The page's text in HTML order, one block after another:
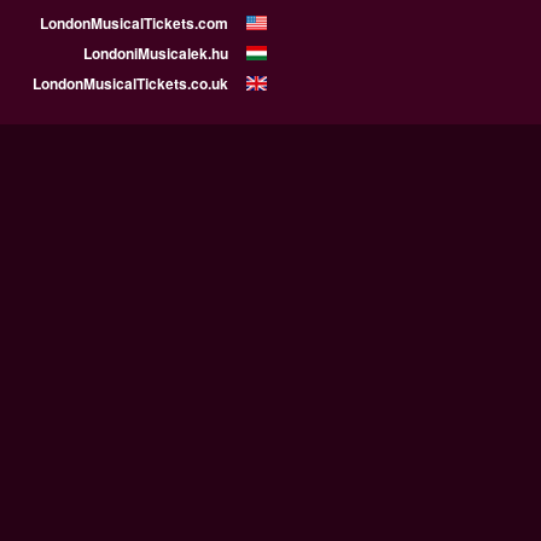
LondonMusicalTickets.com
LondoniMusicalek.hu
LondonMusicalTickets.co.uk